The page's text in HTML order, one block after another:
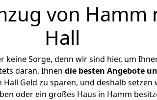
von Hamm
Hall
Sorge, denn wir sind hier, um
daran, Ihnen die besten Angebote
Geld zu sparen, und deshalb
oder ein großes Haus in Hamm